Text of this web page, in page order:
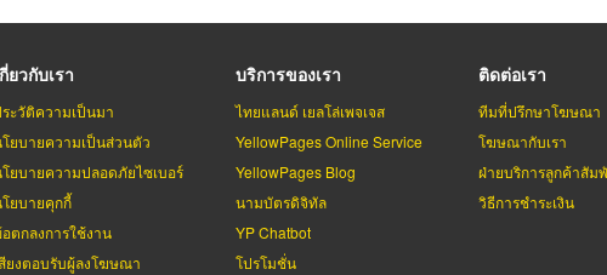
ยวกับเรา
ะวัติความเป็นมา
ยบายความเป็นส่วนตัว
ยบายความปลอดภัยไซเบอร์
ยบายคุกกี้
ตกลงการใช้งาน
ยงตอบรับผู้ลงโฆษณา
บริการของเรา
ไทยแลนด์ เยลโล่เพจเจส
YellowPages Online Service
YellowPages Blog
นามบัตรดิจิทัล
YP Chatbot
โปรโมชั่น
ติดต่อเรา
ทีมที่ปรึกษาโฆษณา
โฆษณากับเรา
ฝ่ายบริการลูกค้าสัม
วิธีการชำระเงิน